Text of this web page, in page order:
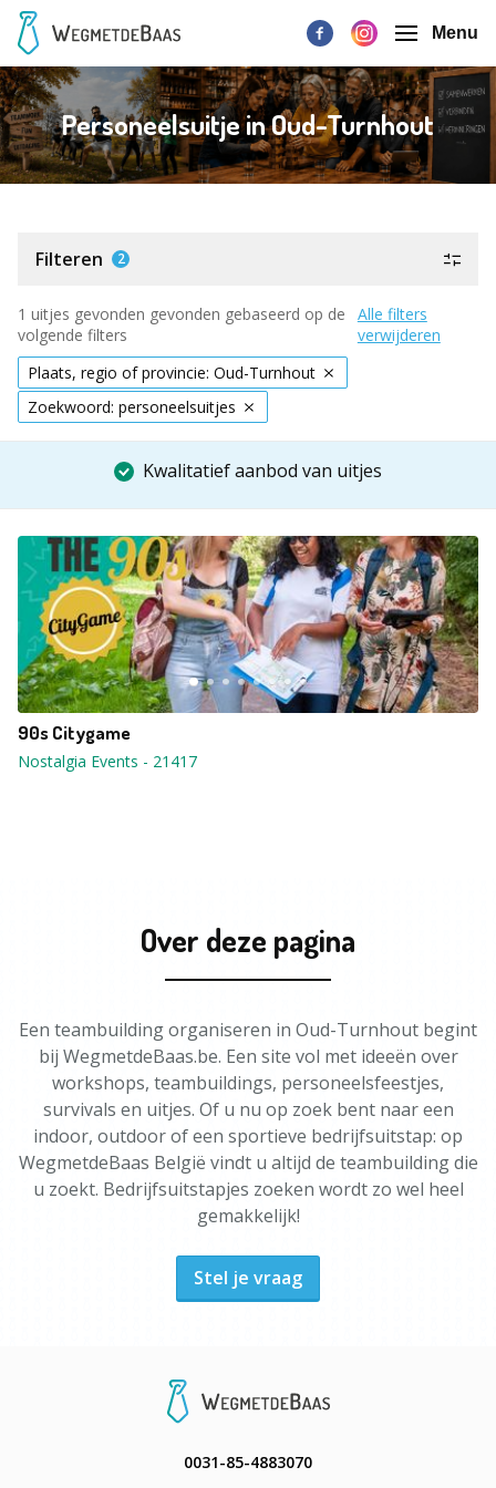
Menu
Personeelsuitje in Oud-Turnhout
Filteren 2
1 uitjes gevonden gevonden gebaseerd op de
volgende filters
Alle filters
verwijderen
Plaats, regio of provincie: Oud-Turnhout
Zoekwoord: personeelsuitjes
Kwalitatief aanbod van uitjes
90s Citygame
Nostalgia Events - 21417
Over deze pagina
Een teambuilding organiseren in Oud-Turnhout begint
bij WegmetdeBaas.be. Een site vol met ideeën over
workshops, teambuildings, personeelsfeestjes,
survivals en uitjes. Of u nu op zoek bent naar een
indoor, outdoor of een sportieve bedrijfsuitstap: op
WegmetdeBaas België vindt u altijd de teambuilding die
u zoekt. Bedrijfsuitstapjes zoeken wordt zo wel heel
gemakkelijk!
Stel je vraag
0031-85-4883070